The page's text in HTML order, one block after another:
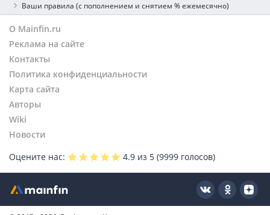
Ваши правила (с пополнением и снятием % ежемесячно)
О Mainfin.ru
Реклама на сайте
Контакты
Политика конфиденциальности
Карта сайта
Авторы
Wiki
Новости
Оцените нас:
4.9 из 5 (9999 голосов)